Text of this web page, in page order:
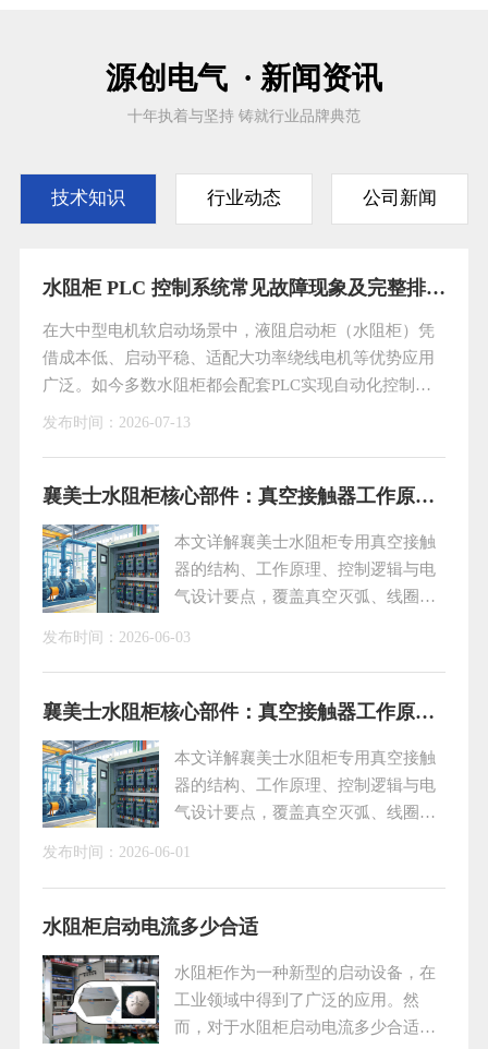
源创电气 · 新闻资讯
十年执着与坚持 铸就行业品牌典范
技术知识 行业动态 公司新闻
水阻柜 PLC 控制系统常见故障现象及完整排查处理方案
在大中型电机软启动场景中，液阻启动柜（水阻柜）凭
借成本低、启动平稳、适配大功率绕线电机等优势应用
广泛。如今多数水阻柜都会配套PLC实现自动化控制，
大幅降低人工操作强度，但PLC属于精密电子元件，长
警等各类故障。结合现场多年实操经验，下文梳理由
PLC监测逻辑触发的典型故障诱因与标准化处理办法，
方便运维人员
发布时间： 2026-07-13
襄美士水阻柜核心部件：真空接触器工作原理与应用技术解析
本文详解襄美士水阻柜专用真空接触
器的结构、工作原理、控制逻辑与电
气设计要点，覆盖真空灭弧、线圈驱
电机安全软启动，适配煤矿、冶金、
化工等恶劣工况，提升设备可靠性与
发布时间： 2026-06-03
襄美士水阻柜核心部件：真空接触器工作原理与应用技术解析
本文详解襄美士水阻柜专用真空接触
器的结构、工作原理、控制逻辑与电
气设计要点，覆盖真空灭弧、线圈驱
电机安全软启动，适配煤矿、冶金、
化工等恶劣工况，提升设备可靠性与
发布时间： 2026-06-01
水阻柜启动电流多少合适
水阻柜作为一种新型的启动设备，在
工业领域中得到了广泛的应用。然
而，对于水阻柜启动电流多少合适的